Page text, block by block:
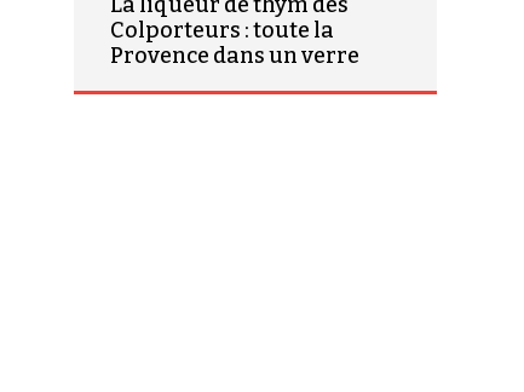
Colporteurs : toute la
Provence dans un verre